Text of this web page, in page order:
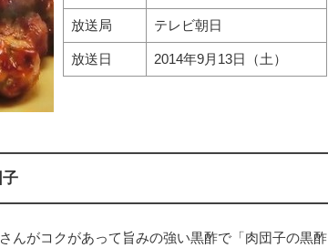
放送局 テレビ朝日
放送日 2014年9月13日（土）
んがコクがあって旨みの強い黒酢で「肉団子の黒酢